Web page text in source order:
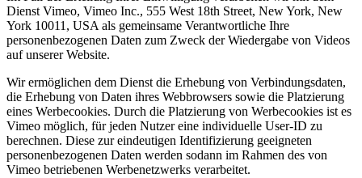
Dienst Vimeo, Vimeo Inc., 555 West 18th Street, New York, New
York 10011, USA als gemeinsame Verantwortliche Ihre
personenbezogenen Daten zum Zweck der Wiedergabe von Videos
auf unserer Website.
Wir ermöglichen dem Dienst die Erhebung von Verbindungsdaten,
die Erhebung von Daten ihres Webbrowsers sowie die Platzierung
eines Werbecookies. Durch die Platzierung von Werbecookies ist es
Vimeo möglich, für jeden Nutzer eine individuelle User-ID zu
berechnen. Diese zur eindeutigen Identifizierung geeigneten
personenbezogenen Daten werden sodann im Rahmen des von
Vimeo betriebenen Werbenetzwerks verarbeitet.